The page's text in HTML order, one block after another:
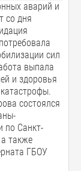
аварий и
со дня
сил
выпала
и здоровья
состоялся
по Санкт-
также
ГБОУ